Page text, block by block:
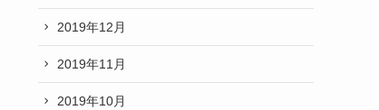
2019年12月
2019年11月
2019年10月